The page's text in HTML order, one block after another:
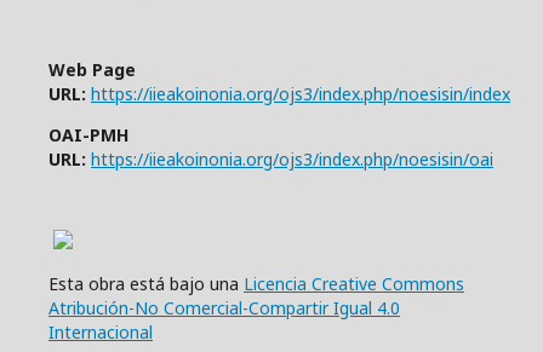
Web Page
URL: https://iieakoinonia.org/ojs3/index.php/noesisin/index
OAI-PMH
URL: https://iieakoinonia.org/ojs3/index.php/noesisin/oai
Esta obra está bajo una Licencia Creative Commons
Atribución-No Comercial-Compartir Igual 4.0
Internacional